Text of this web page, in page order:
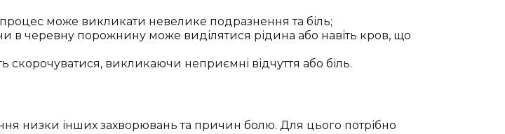
може викликати невелике подразнення та біль;
в черевну порожнину може виділятися рідина або навіть кров, що
викликаючи неприємні відчуття або біль.
низки інших захворювань та причин болю. Для цього потрібно